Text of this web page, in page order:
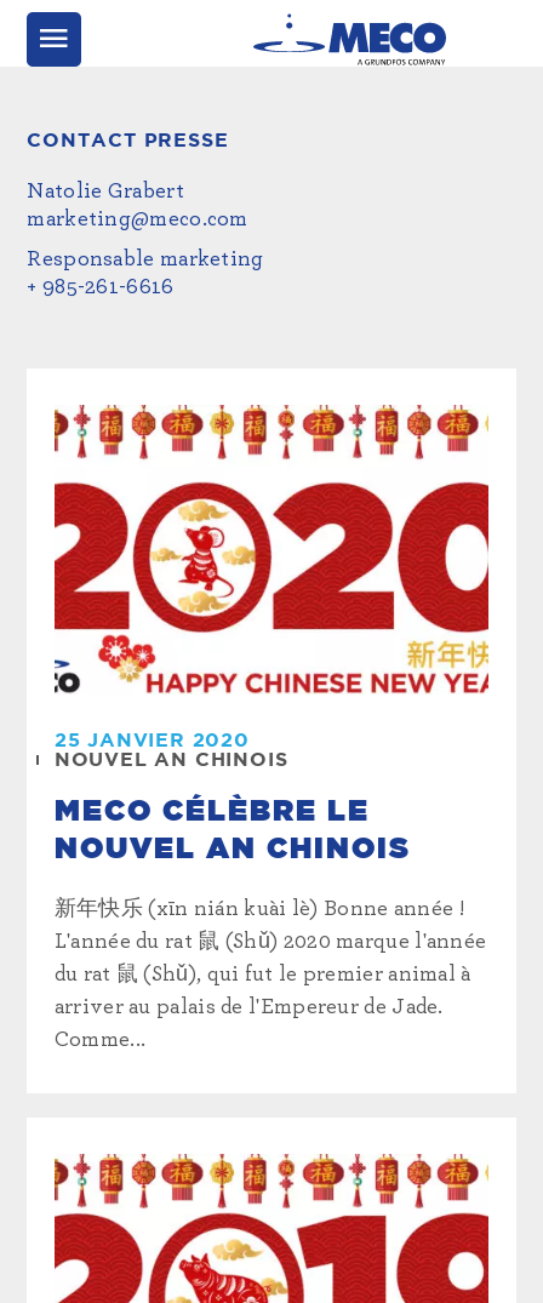
CONTACT PRESSE
Natolie Grabert
marketing@meco.com
Responsable marketing
+ 985-261-6616
25 JANVIER 2020
NOUVEL AN CHINOIS
MECO CÉLÈBRE LE
NOUVEL AN CHINOIS
新年快乐 (xīn nián kuài lè) Bonne année !
L'année du rat 鼠 (Shǔ) 2020 marque l'année
du rat 鼠 (Shǔ), qui fut le premier animal à
arriver au palais de l'Empereur de Jade.
Comme...